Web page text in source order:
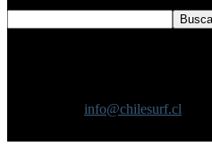
info@chilesurf.cl